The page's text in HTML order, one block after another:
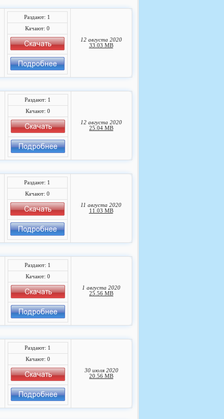
Раздают: 1
Качают: 0
12 августа 2020
33.03 MB
Раздают: 1
Качают: 0
12 августа 2020
25.04 MB
Раздают: 1
Качают: 0
11 августа 2020
11.03 MB
Раздают: 1
Качают: 0
1 августа 2020
25.56 MB
Раздают: 1
Качают: 0
30 июля 2020
20.56 MB